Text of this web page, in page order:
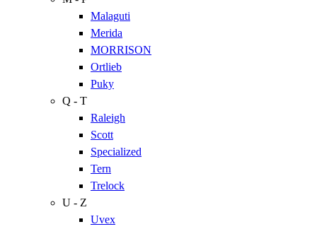
Malaguti
Merida
MORRISON
Ortlieb
Puky
Q - T
Raleigh
Scott
Specialized
Tern
Trelock
U - Z
Uvex